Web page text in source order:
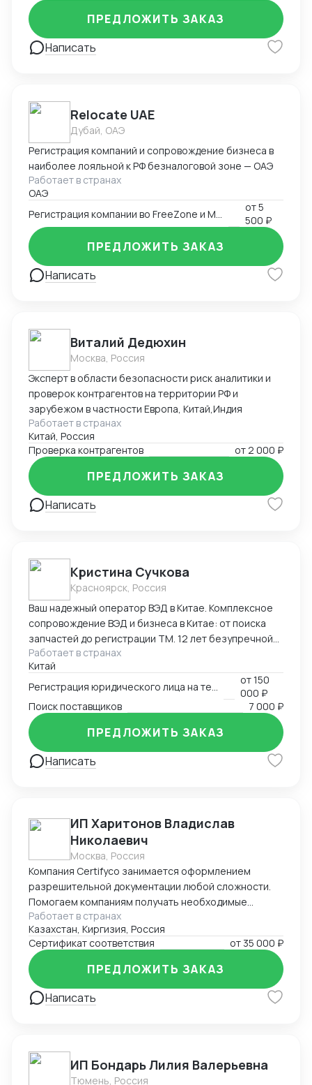
Написать
ПРЕДЛОЖИТЬ ЗАКАЗ
Relocate UAE
Дубай, ОАЭ
Регистрация компаний и сопровождение бизнеса в
наиболее лояльной к РФ безналоговой зоне — ОАЭ
Работает в странах
ОАЭ
от5
500 ₽
Написать
ПРЕДЛОЖИТЬ ЗАКАЗ
Виталий Дедюхин
Москва, Россия
Эксперт в области безопасности риск аналитики и
проверок контрагентов на территории РФ и
зарубежом в частности Европа, Китай,Индия
Работает в странах
Китай, Россия
Проверка контрагентов
от2 000 ₽
Написать
ПРЕДЛОЖИТЬ ЗАКАЗ
Кристина Сучкова
Красноярск, Россия
Ваш надежный оператор ВЭД в Китае. Комплексное
сопровождение ВЭД и бизнеса в Китае: от поиска
запчастей до регистрации ТМ. 12 лет безупречной
логистики. Опыт и специализация: * 12 лет в ВЭД:
Глубокое понимание китайского рынка и
юридических тонкостей. * Профильные поставки:
Экспертиза в категориях: автозапчасти,
промышленное и медицинское оборудование. Знаем
специфику сертификации и таможенной очистки
сложных грузов. Перечень услуг * Логистика и
импорт: Организация цепочек поставок любой
бухгалтерии по стандартам КНР. * Защита
интеллектуальной собственности (регистрация
торговых марок). * MICE-услуги: Организация
участия в выставках «под ключ» (от регистрации до
оформления стенда). Почему выбирают нас: *
Прямое присутствие: Работаем без посредников
внутри Китая. * Безопасность: Проверка
контрагентов и контроль качества на местах. *
Экономия времени: Берем на себя всю бюрократию
— вы получаете готовый результат или товар.
Работает в странах
Китай
от150
000 ₽
Поиск поставщиков
7 000 ₽
Написать
ПРЕДЛОЖИТЬ ЗАКАЗ
ИП Харитонов Владислав
Николаевич
Москва, Россия
Компания Certifyco занимается оформлением
разрешительной документации любой сложности.
Помогаем компаниям получать необходимые
документы для импорта, экспорта, реализации
продукции. Решаем самые сложные задачи.
Работает в странах
Казахстан, Киргизия, Россия
Сертификат соответствия
от 35 000 ₽
Написать
ПРЕДЛОЖИТЬ ЗАКАЗ
ИП Бондарь Лилия Валерьевна
Тюмень, Россия